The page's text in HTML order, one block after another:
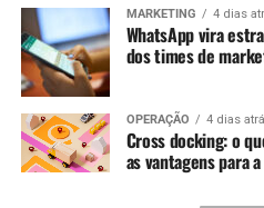
MARKETING 4 dias
WhatsApp vira
dos times de
OPERAÇÃO 4 dias
Cross docking: o
as vantagens para